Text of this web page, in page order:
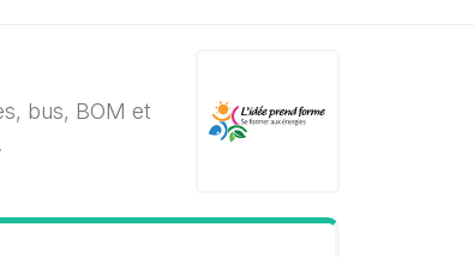
bus, BOM et